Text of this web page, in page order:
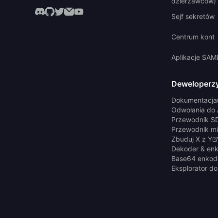
Sejf sekretów
Centrum kont
Aplikacje
Dokumentacja
Odwołania do
Przewodnik
Przewodnik
Zbuduj X z Y
Dekoder &
Base64
Eksplorator